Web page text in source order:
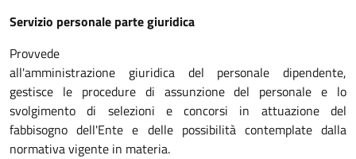
Servizio personale parte giuridica
Provvede
all'amministrazione giuridica del personale dipendente,
gestisce le procedure di assunzione del personale e lo
svolgimento di selezioni e concorsi in attuazione del
fabbisogno dell'Ente e delle possibilità contemplate dalla
normativa vigente in materia.